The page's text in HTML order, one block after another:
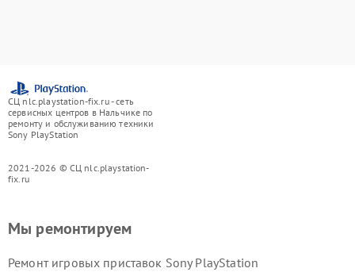
СЦ nlc.playstation-fix.ru - сеть
сервисных центров в Нальчике по
ремонту и обслуживанию техники
Sony PlayStation
2021-2026 © СЦ nlc.playstation-
fix.ru
Мы ремонтируем
Ремонт игровых приставок Sony PlayStation